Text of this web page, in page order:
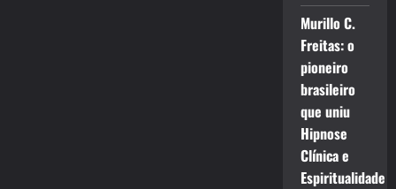
Murillo C.
Freitas: o
pioneiro
brasileiro
que uniu
Hipnose
Clínica e
Espiritualidade